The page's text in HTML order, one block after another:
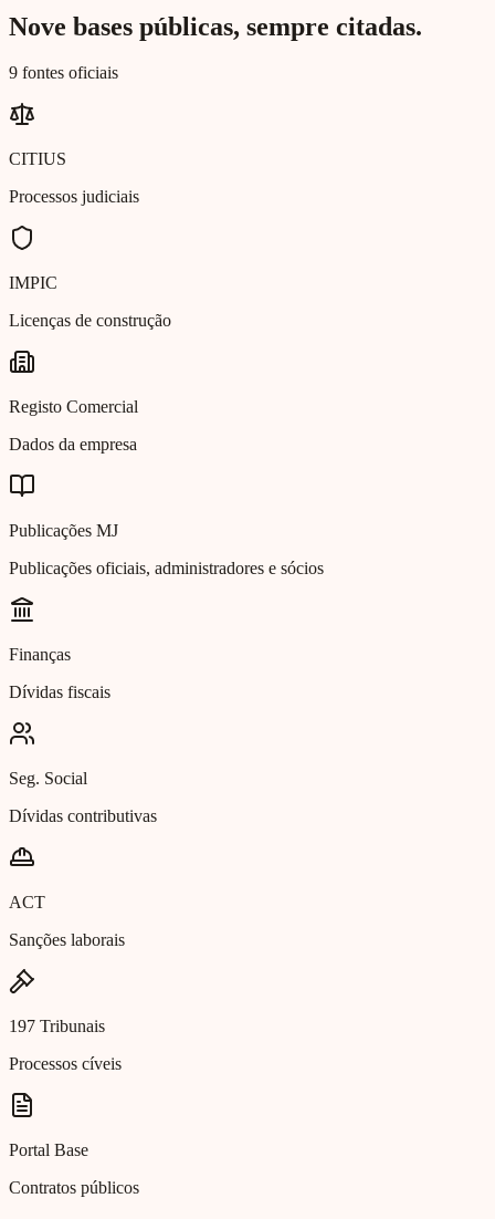
Nove bases públicas, sempre citadas.
9 fontes oficiais
CITIUS
Processos judiciais
IMPIC
Licenças de construção
Registo Comercial
Dados da empresa
Publicações MJ
Publicações oficiais, administradores e sócios
Finanças
Dívidas fiscais
Seg. Social
Dívidas contributivas
ACT
Sanções laborais
197 Tribunais
Processos cíveis
Portal Base
Contratos públicos